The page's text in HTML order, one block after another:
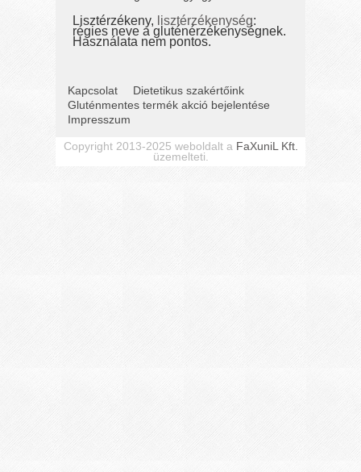
Lisztérzékeny, lisztérzékenység:
régies neve a gluténérzékenységnek.
Használata nem pontos.
Kapcsolat
Dietetikus szakértőink
Gluténmentes termék akció bejelentése
Impresszum
Copyright 2013-2025 weboldalt a FaXuniL Kft.
üzemelteti.